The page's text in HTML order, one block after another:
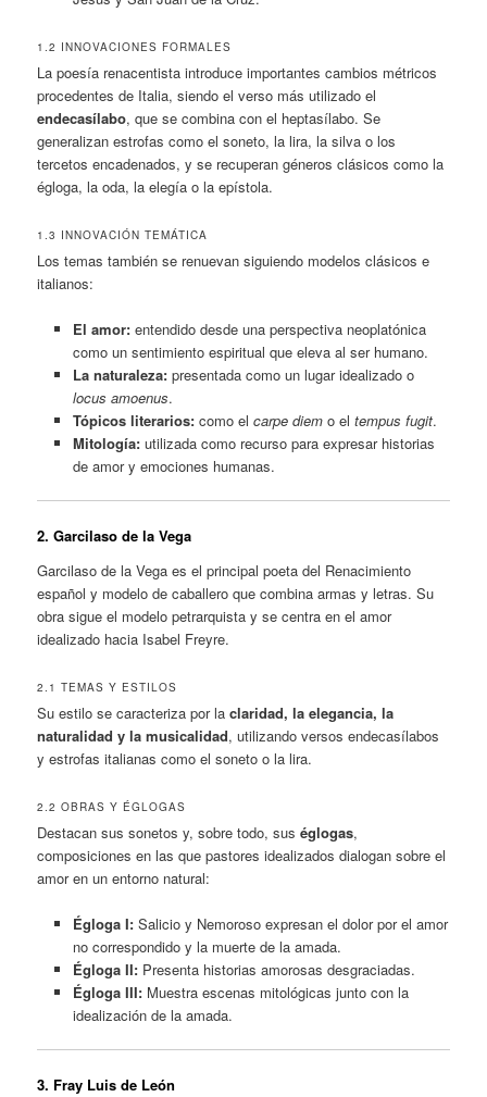
1.2 INNOVACIONES FORMALES
La poesía renacentista introduce importantes cambios métricos
procedentes de Italia, siendo el verso más utilizado el
endecasílabo, que se combina con el heptasílabo. Se
generalizan estrofas como el soneto, la lira, la silva o los
tercetos encadenados, y se recuperan géneros clásicos como la
égloga, la oda, la elegía o la epístola.
1.3 INNOVACIÓN TEMÁTICA
Los temas también se renuevan siguiendo modelos clásicos e
italianos:
El amor:entendido desde una perspectiva neoplatónica
como un sentimiento espiritual que eleva al ser humano.
La naturaleza:presentada como un lugar idealizado o
locus amoenus.
Tópicos literarios:como el carpe diemo el tempus fugit.
Mitología:utilizada como recurso para expresar historias
de amor y emociones humanas.
2. Garcilaso de la Vega
Garcilaso de la Vega es el principal poeta del Renacimiento
español y modelo de caballero que combina armas y letras. Su
obra sigue el modelo petrarquista y se centra en el amor
idealizado hacia Isabel Freyre.
2.1 TEMAS Y ESTILOS
Su estilo se caracteriza por laclaridad, la elegancia, la
naturalidad y la musicalidad, utilizando versos endecasílabos
y estrofas italianas como el soneto o la lira.
2.2 OBRAS Y ÉGLOGAS
Destacan sus sonetos y, sobre todo, suséglogas,
composiciones en las que pastores idealizados dialogan sobre el
amor en un entorno natural:
Égloga I:Salicio y Nemoroso expresan el dolor por el amor
no correspondido y la muerte de la amada.
Égloga II:Presenta historias amorosas desgraciadas.
Égloga III:Muestra escenas mitológicas junto con la
idealización de la amada.
3. Fray Luis de León